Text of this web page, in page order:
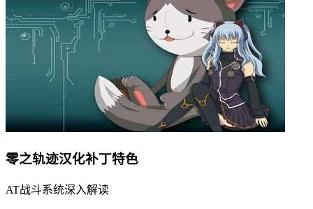
零之轨迹汉化补丁特色
AT战斗系统深入解读